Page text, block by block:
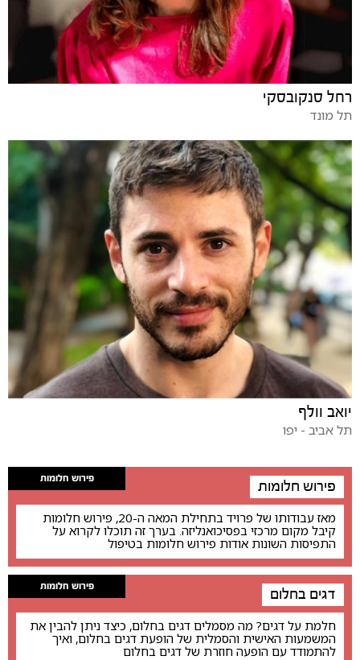
רחל סנקובסקי
תל מונד
יואב וולף
תל אביב - יפו
פירוש חלומות פירוש חלומות
מאז עבודותו של פרויד בתחילת המאה ה-20, פירוש חלומות
קיבל מקום מרכזי בפסיכואנליזה. בערך זה תוכלו לקרוא על
התפיסות השונות אודות פירוש חלומות בטיפול
פירוש חלומות דגים בחלום
חלמת על דגים? מה מסמלים דגים בחלום, כיצד ניתן להבין את
המשמעות האישית והסמלית של הופעת דגים בחלום, ואיך
להתמודד עם הופעה חוזרת של דגים בחלום